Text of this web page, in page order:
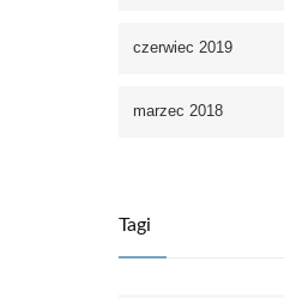
czerwiec 2019
marzec 2018
Tagi